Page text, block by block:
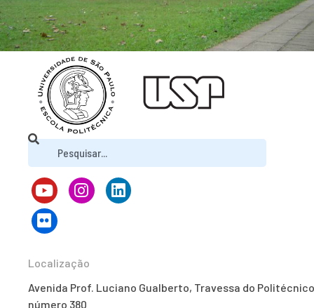
Localização
Avenida Prof. Luciano Gualberto, Travessa do
número 380